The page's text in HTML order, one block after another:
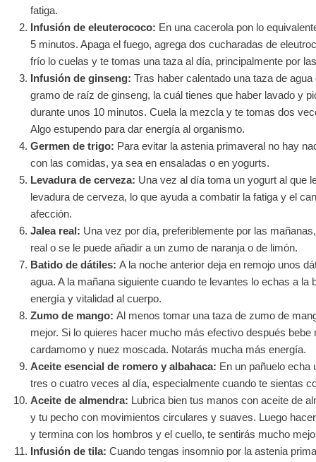
fatiga.
Infusión de eleuterococo: En una cacerola pon lo
5 minutos. Apaga el fuego, agrega dos cucharadas de
frío lo cuelas y te tomas una taza al día, principalmente por
Infusión de ginseng: Tras haber calentado una taza de
gramo de raíz de ginseng, la cuál tienes que haber lavado y
durante unos 10 minutos. Cuela la mezcla y te tomas dos
Algo estupendo para dar energía al organismo.
Germen de trigo: Para evitar la astenia primaveral no hay
con las comidas, ya sea en ensaladas o en yogurts.
Levadura de cerveza: Una vez al día toma un yogurt al que
levadura de cerveza, lo que ayuda a combatir la fatiga y el
afección.
Jalea real: Una vez por día, preferiblemente por las
real o se le puede añadir a un zumo de naranja o de limón.
Batido de dátiles: A la noche anterior deja en remojo unos
agua. A la mañana siguiente cuando te levantes lo echas a la
energía y vitalidad al cuerpo.
Zumo de mango: Al menos tomar una taza de zumo de
mejor. Si lo quieres hacer mucho más efectivo después
cardamomo y nuez moscada. Notarás mucha más energía.
Aceite esencial de romero y albahaca: En un pañuelo echa
tres o cuatro veces al día, especialmente cuando te sientas
Aceite de almendra: Lubrica bien tus manos con aceite de
y tu pecho con movimientos circulares y suaves. Luego
y termina con los hombros y el cuello, te sentirás mucho
Infusión de tila: Cuando tengas insomnio por la astenia